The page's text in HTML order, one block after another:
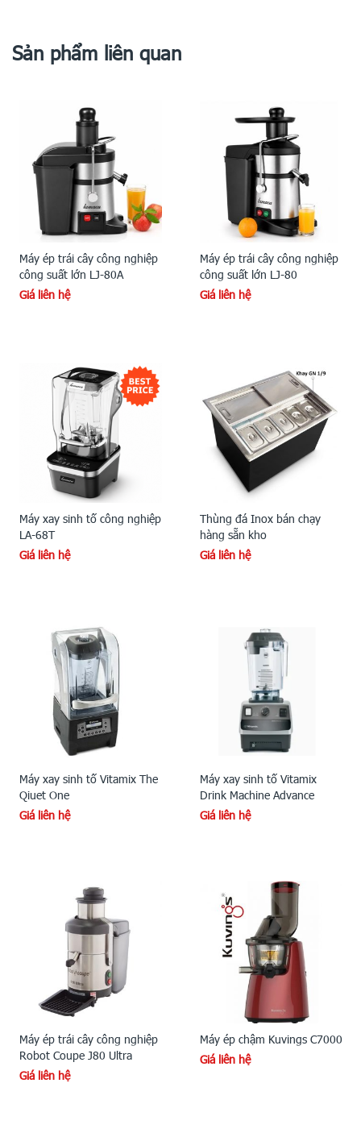
Sản phẩm liên quan
Máy ép trái cây công nghiệp
công suất lớn LJ-80A
Giá liên hệ
Máy ép trái cây công nghiệp
công suất lớn LJ-80
Giá liên hệ
Máy xay sinh tố công nghiệp
LA-68T
Giá liên hệ
Thùng đá Inox bán chạy
hàng sẵn kho
Giá liên hệ
Máy xay sinh tố Vitamix The
Qiuet One
Giá liên hệ
Máy xay sinh tố Vitamix
Drink Machine Advance
Giá liên hệ
Máy ép trái cây công nghiệp
Robot Coupe J80 Ultra
Giá liên hệ
Máy ép chậm Kuvings C7000
Giá liên hệ